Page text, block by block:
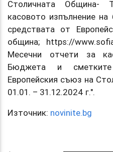
Столичната Община-
касовото изпълнение
средствата от
община; https://
Месечни отчети за
Бюджета и
Европейския съюз на
01.01. – 31.12.2024 г.".
Източник: novinite.bg